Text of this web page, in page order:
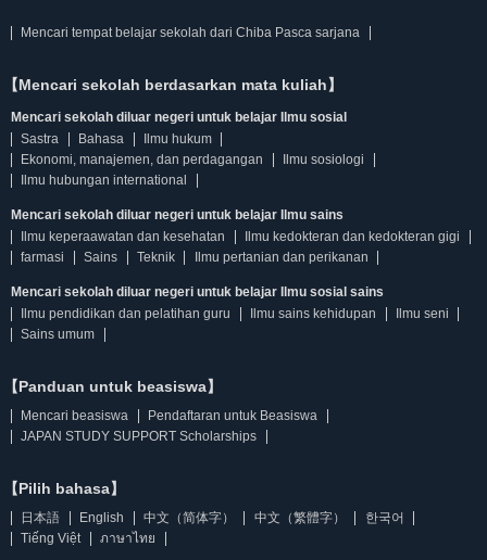
Mencari tempat belajar sekolah dari Chiba Pasca sarjana
【Mencari sekolah berdasarkan mata kuliah】
Mencari sekolah diluar negeri untuk belajar Ilmu sosial
Sastra
Bahasa
Ilmu hukum
Ekonomi, manajemen, dan perdagangan
Ilmu sosiologi
Ilmu hubungan international
Mencari sekolah diluar negeri untuk belajar Ilmu sains
Ilmu keperaawatan dan kesehatan
Ilmu kedokteran dan kedokteran gigi
farmasi
Sains Teknik Ilmu pertanian dan perikanan
Mencari sekolah diluar negeri untuk belajar Ilmu sosial sains
Ilmu pendidikan dan pelatihan guru
Ilmu sains kehidupan
Ilmu seni
Sains umum
【Panduan untuk beasiswa】
Mencari beasiswa
Pendaftaran untuk Beasiswa
JAPAN STUDY SUPPORT Scholarships
【Pilih bahasa】
日本語 English 中文（简体字） 中文（繁體字）
한국어
Tiếng Việt
ภาษาไทย